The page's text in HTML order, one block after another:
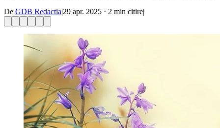
De GDB Redactia|29 apr. 2025 · 2 min citire|